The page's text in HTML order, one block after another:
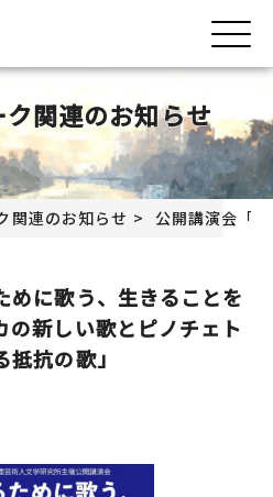
関連のお知らせ
関連のお知らせ 公開講演会「
めに歌う、生きることを
の新しい歌とピノチェト
抗の歌」